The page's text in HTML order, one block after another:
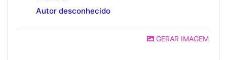
Autor desconhecido
GERAR IMAGEM